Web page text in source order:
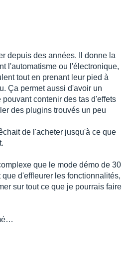
depuis des années. Il donne la
l'automatisme ou l'électronique,
tout en prenant leur pied à
Ça permet aussi d'avoir un
contenir des tas d'effets
des plugins trouvés un peu
de l'acheter jusqu'à ce que
que le mode démo de 30
d'effleurer les fonctionnalités,
sur tout ce que je pourrais faire